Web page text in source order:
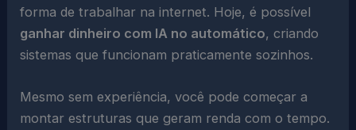
forma de trabalhar na internet. Hoje, é possível
ganhar dinheiro com IA no automático, criando
sistemas que funcionam praticamente sozinhos.
Mesmo sem experiência, você pode começar a
montar estruturas que geram renda com o tempo.